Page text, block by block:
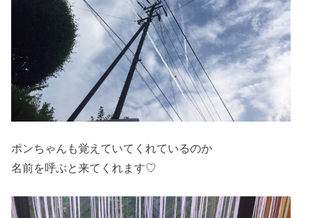
ポンちゃんも覚えていてくれているのか
名前を呼ぶと来てくれます♡